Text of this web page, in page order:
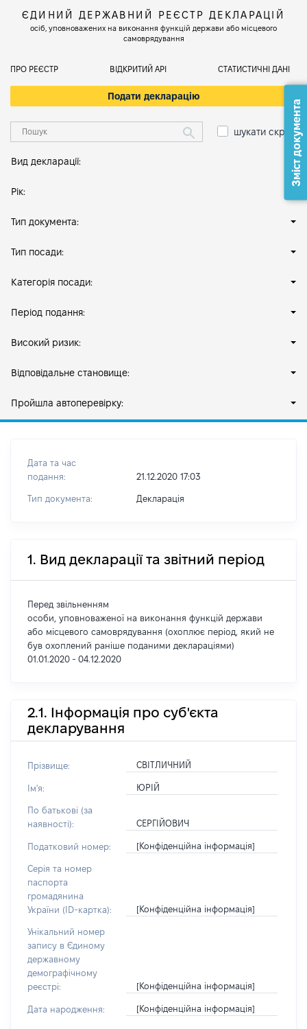
ЄДИНИЙ ДЕРЖАВНИЙ РЕЄСТР ДЕКЛАРАЦІЙ
осіб, уповноважених на виконання функцій держави або місцевого
самоврядування
ПРО РЕЄСТР ВІДКРИТИЙ АРІ СТАТИСТИЧНІ ДАНІ
Подати декларацію
шукати скрізь
Вид декларації:
Рік:
Тип документа:
Тип посади:
Категорія посади:
Період подання:
Високий ризик:
Відповідальне становище:
Пройшла автоперевірку:
Дата та час
подання:
21.12.2020 17:03
Тип документа: Декларація
1. Вид декларації та звітний період
Перед звільненням
особи, уповноваженої на виконання функцій держави
або місцевого самоврядування (охоплює період, який не
був охоплений раніше поданими деклараціями)
01.01.2020 - 04.12.2020
2.1. Інформація про суб'єкта
декларування
Прізвище: СВІТЛИЧНИЙ
Ім'я: ЮРІЙ
По батькові (за
наявності):
СЕРГІЙОВИЧ
Податковий номер: [Конфіденційна інформація]
Серія та номер
паспорта
громадянина
України (ID-картка):
[Конфіденційна інформація]
Унікальний номер
запису в Єдиному
державному
демографічному
реєстрі:
[Конфіденційна інформація]
Дата народження: [Конфіденційна інформація]
Зміст документа